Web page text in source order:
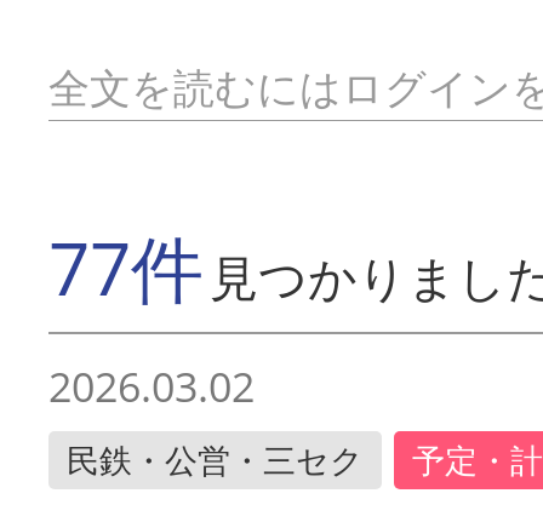
全文を読むにはログイン
77件 見つかりまし
2026.03.02
民鉄・公営・三セク 予定・